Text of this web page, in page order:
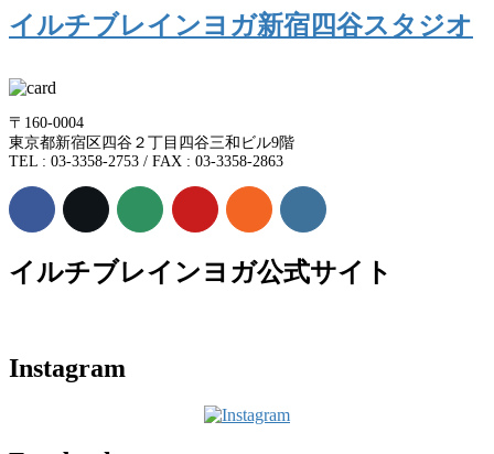
イルチブレインヨガ新宿四谷スタジオ
〒160-0004
東京都新宿区四谷２丁目四谷三和ビル9階
TEL : 03-3358-2753 / FAX : 03-3358-2863
イルチブレインヨガ公式サイト
Instagram